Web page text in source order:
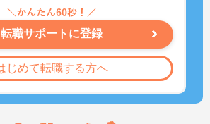
転職サポートに登録
じめて転職する方へ